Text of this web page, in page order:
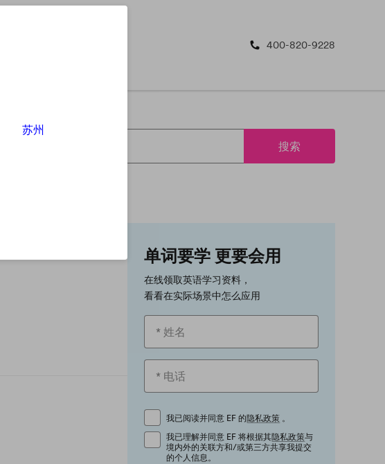
400-820-9228
搜索
单词要学 更要会用
在线领取英语学习资料，
看看在实际场景中怎么应用
我已阅读并同意 EF 的隐私政策 。
我已理解并同意 EF 将根据其隐私政策与
境内外的关联方和/或第三方共享我提交
的个人信息。
苏州